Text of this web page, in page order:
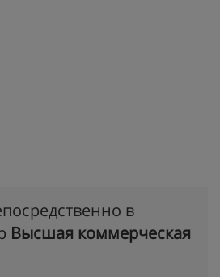
в
Высшая коммерческая